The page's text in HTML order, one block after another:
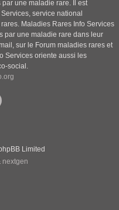
une maladie rare. Il est
service national
Maladies Rares Info Services
par une maladie rare dans leur
sur le Forum maladies rares et
Services oriente aussi les
social.
Limited
nextgen